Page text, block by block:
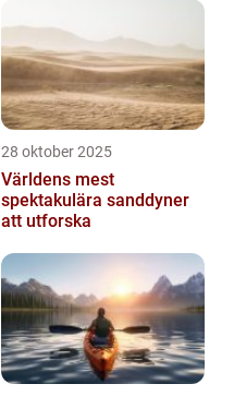
28 oktober 2025
Världens mest
spektakulära sanddyner
att utforska